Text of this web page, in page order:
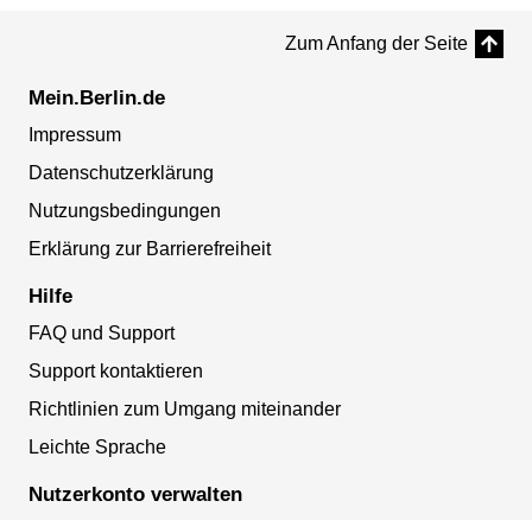
Zum Anfang der Seite
Mein.Berlin.de
Impressum
Datenschutzerklärung
Nutzungsbedingungen
Erklärung zur Barrierefreiheit
Hilfe
FAQ und Support
Support kontaktieren
Richtlinien zum Umgang miteinander
Leichte Sprache
Nutzerkonto verwalten